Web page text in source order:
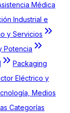
Médica
Industrial e
y Servicios
Potencia
Packaging
Eléctrico y
Medios
Categorías